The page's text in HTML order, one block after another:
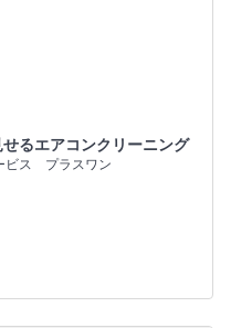
せるエアコンクリーニング
ビス プラスワン